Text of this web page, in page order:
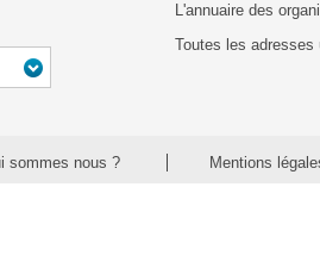
L'annuaire des
Toutes les adresses
sommes nous ? Mentions